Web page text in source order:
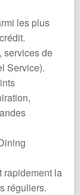
les plus
services de
Service).
rapidement la
réguliers.